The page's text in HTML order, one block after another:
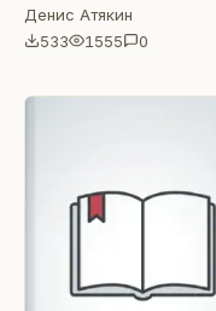
Денис Атякин
533
1555 0